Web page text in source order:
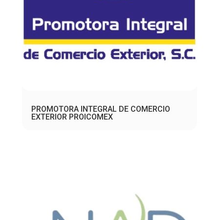
PROMOTORA INTEGRAL DE COMERCIO
EXTERIOR PROICOMEX